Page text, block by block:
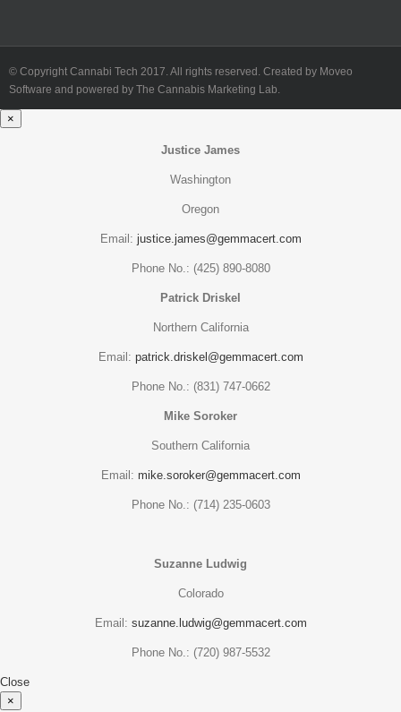
© Copyright Cannabi Tech 2017. All rights reserved. Created by Moveo
Software and powered by The Cannabis Marketing Lab.
×
Justice James
Washington
Oregon
Email: justice.james@gemmacert.com
Phone No.: (425) 890-8080
Patrick Driskel
Northern California
Email: patrick.driskel@gemmacert.com
Phone No.: (831) 747-0662
Mike Soroker
Southern California
Email: mike.soroker@gemmacert.com
Phone No.: (714) 235-0603
Suzanne Ludwig
Colorado
Email: suzanne.ludwig@gemmacert.com
Phone No.: (720) 987-5532
Close
×